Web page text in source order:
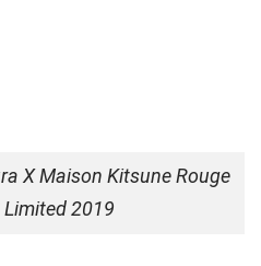
X Maison Kitsune Rouge
Limited 2019